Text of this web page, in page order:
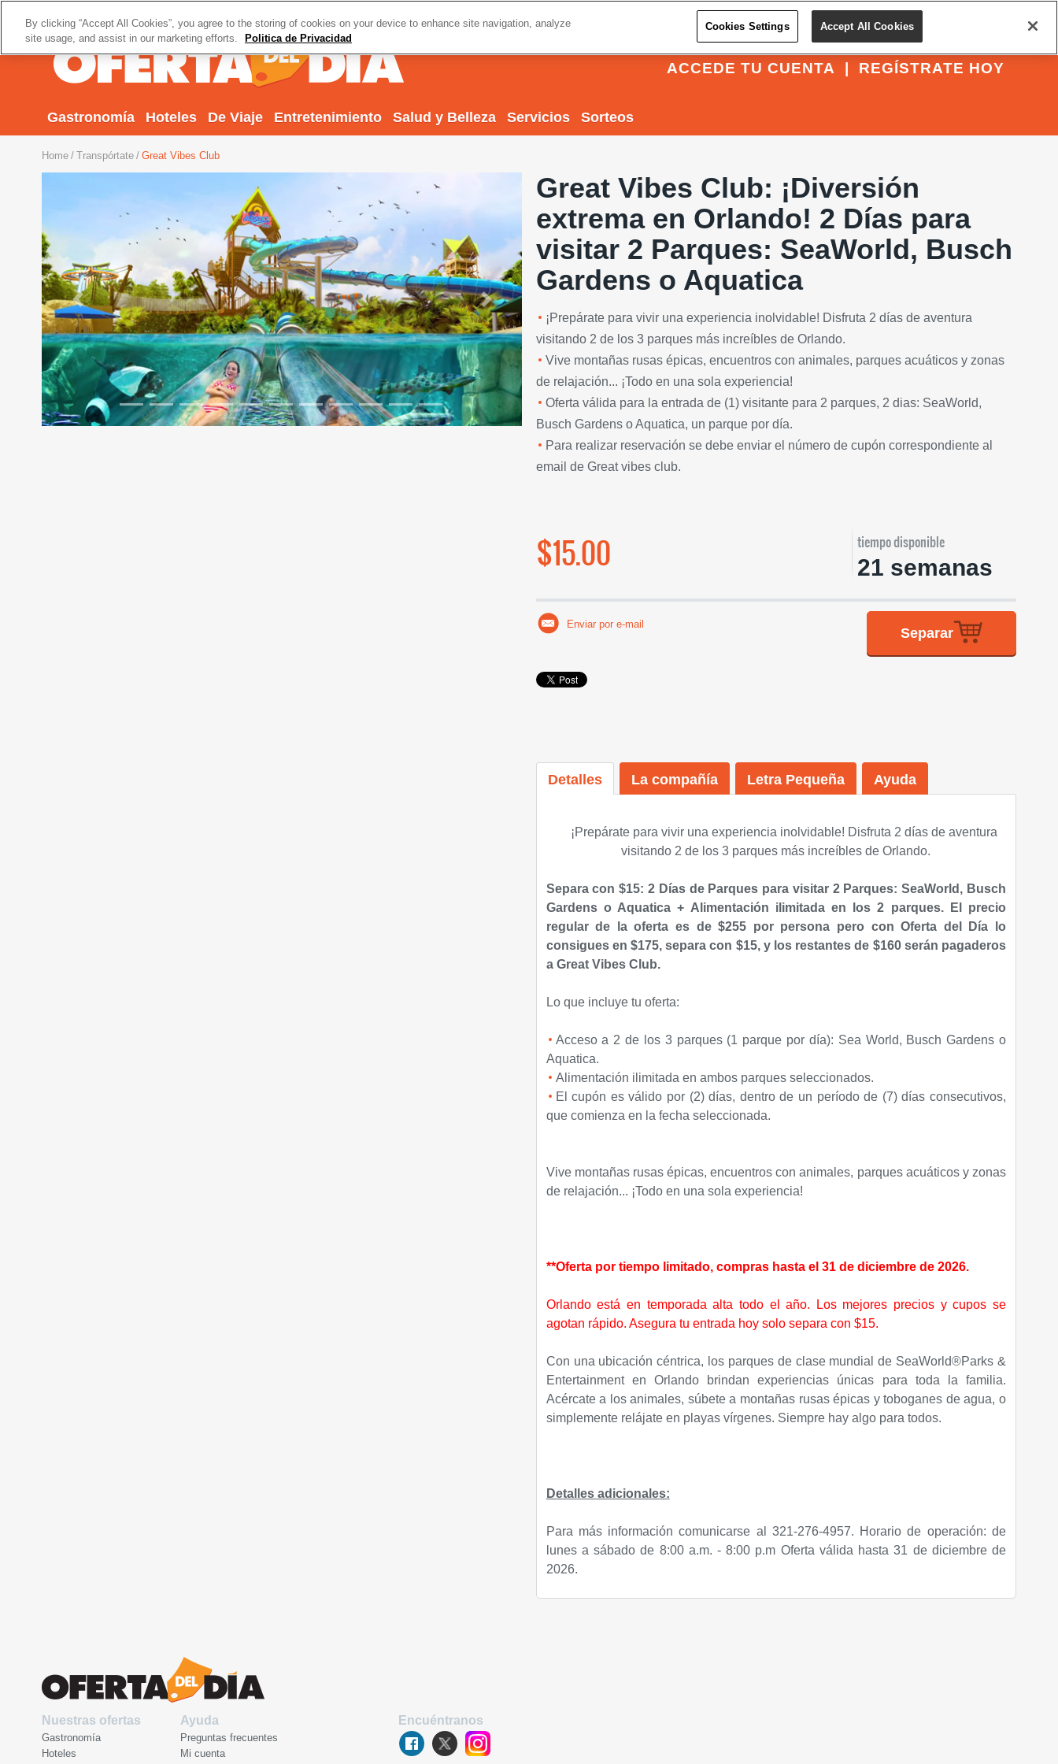
REGÍSTRATE HOY
ACCEDE TU CUENTA
Gastronomía Hoteles De Viaje Entretenimiento Salud y Belleza Servicios Sorteos
Home Transpórtate Great Vibes Club
Previous Next
Great Vibes Club: ¡Diversión
extrema en Orlando! 2 Días para
visitar 2 Parques: SeaWorld, Busch
Gardens o Aquatica
¡Prepárate para vivir una experiencia inolvidable! Disfruta 2 días de aventura
visitando 2 de los 3 parques más increíbles de Orlando.
Vive montañas rusas épicas, encuentros con animales, parques acuáticos y zonas
de relajación... ¡Todo en una sola experiencia!
Oferta válida para la entrada de (1) visitante para 2 parques, 2 dias: SeaWorld,
Busch Gardens o Aquatica, un parque por día.
Para realizar reservación se debe enviar el número de cupón correspondiente al
email de Great vibes club.
$15.00 tiempo disponible
21 semanas
Separar
Enviar por e-mail
Detalles La compañía Letra Pequeña Ayuda
¡Prepárate para vivir una experiencia inolvidable! Disfruta 2 días de aventura
visitando 2 de los 3 parques más increíbles de Orlando.
Separa con $15: 2 Días de Parques para visitar 2 Parques: SeaWorld, Busch
Gardens o Aquatica + Alimentación ilimitada en los 2 parques. El precio
regular de la oferta es de $255 por persona pero con Oferta del Día lo
consigues en $175, separa con $15, y los restantes de $160 serán pagaderos
a Great Vibes Club.
Lo que incluye tu oferta:
Acceso a 2 de los 3 parques (1 parque por día): Sea World, Busch Gardens o
Aquatica.
Alimentación ilimitada en ambos parques seleccionados.
El cupón es válido por (2) días, dentro de un período de (7) días consecutivos,
que comienza en la fecha seleccionada.
Vive montañas rusas épicas, encuentros con animales, parques acuáticos y zonas
de relajación... ¡Todo en una sola experiencia!
**Oferta por tiempo limitado, compras hasta el 31 de diciembre de 2026.
Orlando está en temporada alta todo el año. Los mejores precios y cupos se
agotan rápido. Asegura tu entrada hoy solo separa con $15.
Con una ubicación céntrica, los parques de clase mundial de SeaWorld®Parks &
Entertainment en Orlando brindan experiencias únicas para toda la familia.
Acércate a los animales, súbete a montañas rusas épicas y toboganes de agua, o
simplemente relájate en playas vírgenes. Siempre hay algo para todos.
Detalles adicionales:
Para más información comunicarse al 321-276-4957. Horario de operación: de
lunes a sábado de 8:00 a.m. - 8:00 p.m Oferta válida hasta 31 de diciembre de
2026.
Nuestras ofertas
Gastronomía
Hoteles
Ayuda
Preguntas frecuentes
Mi cuenta
Encuéntranos
By clicking “Accept All Cookies”, you agree to the storing of cookies on your device to enhance site navigation, analyze
site usage, and assist in our marketing efforts.
Politica de Privacidad
Cookies Settings Accept All Cookies